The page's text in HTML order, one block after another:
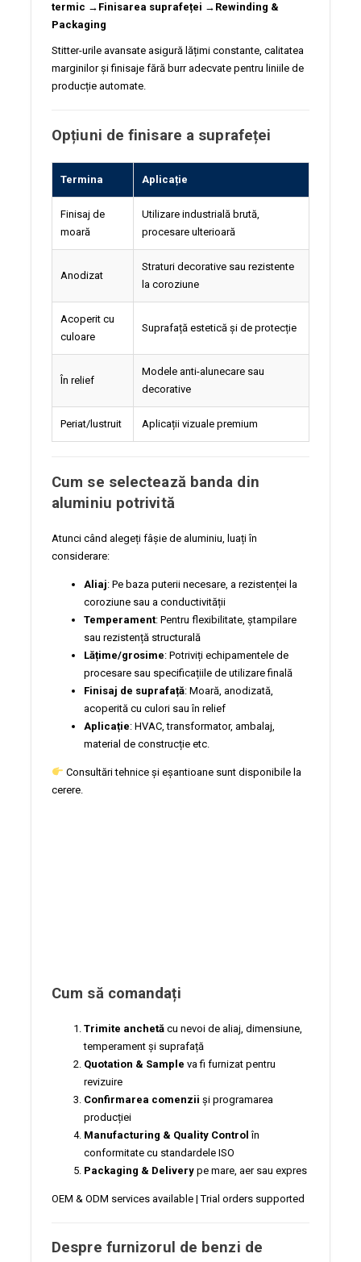
termic → Finisarea suprafeței → Rewinding &
Packaging
Stitter-urile avansate asigură lățimi constante, calitatea
marginilor și finisaje fără burr adecvate pentru liniile de
producție automate.
Opțiuni de finisare a suprafeței
Termina Aplicație
Finisaj de
moară
Utilizare industrială brută,
procesare ulterioară
Anodizat
Straturi decorative sau rezistente
la coroziune
Acoperit cu
culoare
Suprafață estetică și de protecție
În relief
Modele anti-alunecare sau
decorative
Periat/lustruit Aplicații vizuale premium
Cum se selectează banda din
aluminiu potrivită
Atunci când alegeți fâșie de aluminiu, luați în
considerare:
Aliaj: Pe baza puterii necesare, a rezistenței la
coroziune sau a conductivității
Temperament: Pentru flexibilitate, ștampilare
sau rezistență structurală
Lățime/grosime: Potriviți echipamentele de
procesare sau specificațiile de utilizare finală
Finisaj de suprafață: Moară, anodizată,
acoperită cu culori sau în relief
Aplicație: HVAC, transformator, ambalaj,
material de construcție etc.
Consultări tehnice și eșantioane sunt disponibile la
cerere.
Cum să comandați
Trimite anchetă cu nevoi de aliaj, dimensiune,
temperament și suprafață
Quotation & Sample va fi furnizat pentru
revizuire
Confirmarea comenzii și programarea
producției
Manufacturing & Quality Control în
conformitate cu standardele ISO
Packaging & Delivery pe mare, aer sau expres
OEM & ODM services available | Trial orders supported
Despre furnizorul de benzi de